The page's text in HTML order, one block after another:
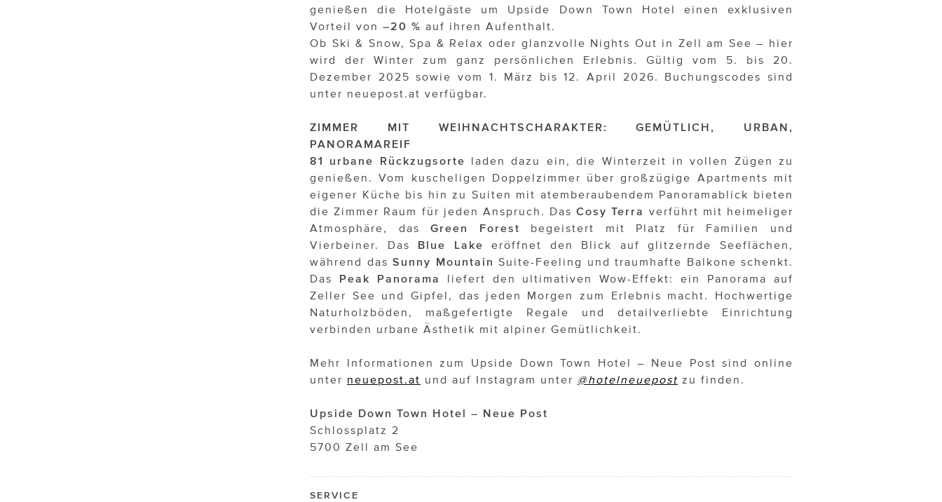
genießen die Hotelgäste um Upside Down Town Hotel einen exklusiven
Vorteil von –20 % auf ihren Aufenthalt.
Ob Ski & Snow, Spa & Relax oder glanzvolle Nights Out in Zell am See – hier
wird der Winter zum ganz persönlichen Erlebnis. Gültig vom 5. bis 20.
Dezember 2025 sowie vom 1. März bis 12. April 2026. Buchungscodes sind
unter neuepost.at verfügbar.
ZIMMER MIT WEIHNACHTSCHARAKTER: GEMÜTLICH, URBAN,
PANORAMAREIF
81 urbane Rückzugsorte laden dazu ein, die Winterzeit in vollen Zügen zu
genießen. Vom kuscheligen Doppelzimmer über großzügige Apartments mit
eigener Küche bis hin zu Suiten mit atemberaubendem Panoramablick bieten
die Zimmer Raum für jeden Anspruch. DasCosy Terra verführt mit heimeliger
Atmosphäre, dasGreen Forest begeistert mit Platz für Familien und
Vierbeiner. Das Blue Lake eröffnet den Blick auf glitzernde Seeflächen,
während das Sunny Mountain Suite-Feeling und traumhafte Balkone schenkt.
Das Peak Panorama
liefert den ultimativen Wow-Effekt: ein Panorama auf
Zeller See und Gipfel, das jeden Morgen zum Erlebnis macht. Hochwertige
Naturholzböden, maßgefertigte Regale und detailverliebte Einrichtung
verbinden urbane Ästhetik mit alpiner Gemütlichkeit.
Mehr Informationen zum Upside Down Town Hotel – Neue Post sind online
unter neuepost.at und auf Instagram unter @hotelneuepost zu finden.
Upside Down Town Hotel – Neue Post
Schlossplatz 2
5700 Zell am See
SERVICE